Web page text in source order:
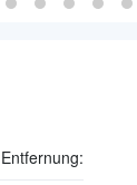
Entfernung: